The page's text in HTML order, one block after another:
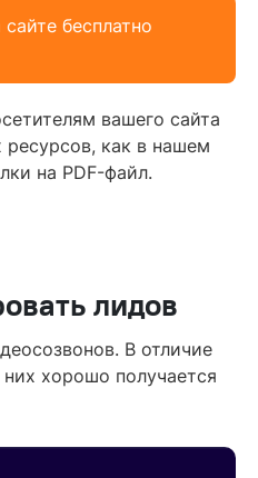
бесплатно
вашего сайта
как в нашем
на PDF-файл.
лидов
В отличие
хорошо получается